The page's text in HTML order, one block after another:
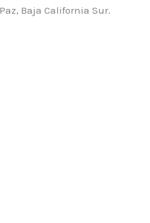
Baja California Sur.